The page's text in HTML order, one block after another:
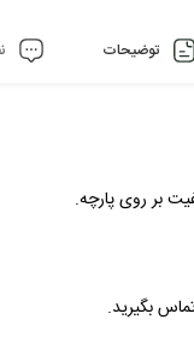
توضیحات
بر روی پارچه.
بگیرید.